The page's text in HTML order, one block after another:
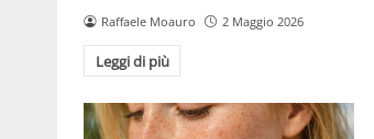
Raffaele Moauro 2 Maggio 2026
Leggi di più